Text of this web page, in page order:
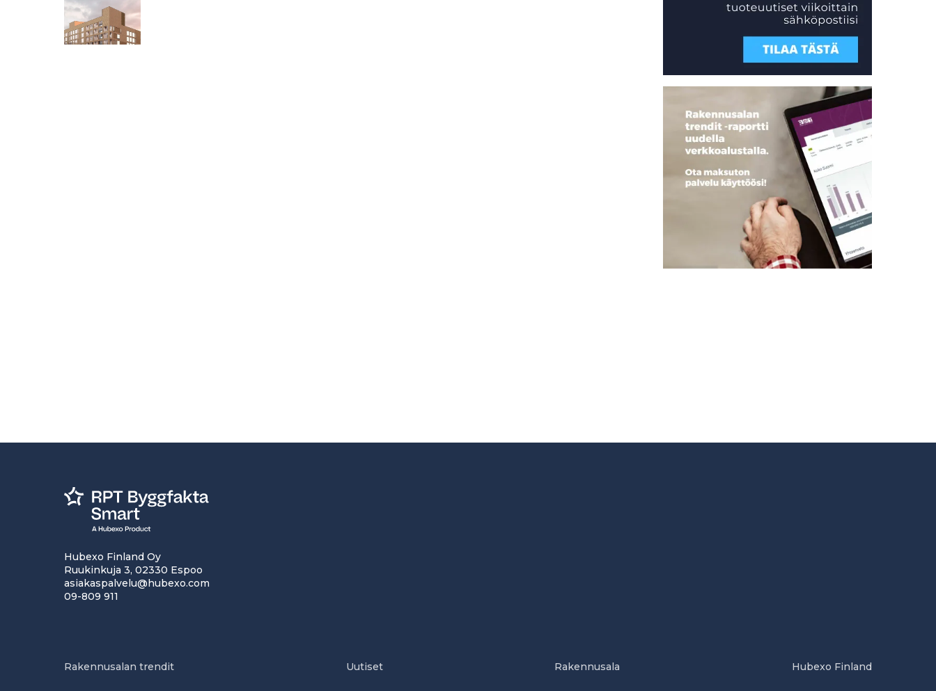
Hubexo Finland Oy
Ruukinkuja 3, 02330 Espoo
asiakaspalvelu@hubexo.com
09-809 911
Rakennusalan trendit Uutiset Rakennusala Hubexo Finland